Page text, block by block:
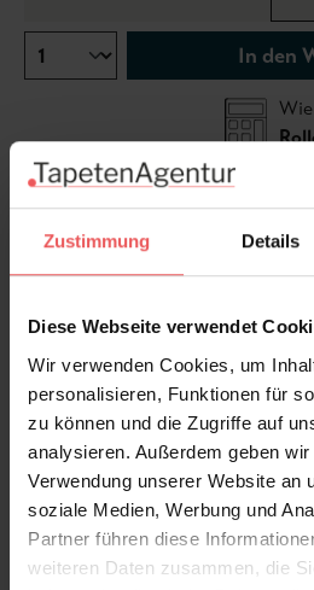
Zustimmung Details
Diese Webseite verwendet
Wir verwenden Cookies, um
personalisieren, Funktionen für
zu können und die Zugriffe auf
analysieren. Außerdem geben
Verwendung unserer Website an
soziale Medien, Werbung und
Partner führen diese
weiteren Daten zusammen, die
In den
Deco Palm, inspiriert von den
Miami, interpretiert das
Interpretation hebt das
neue und aufregende Ebene,
auch ansprechend ist.
Versand &